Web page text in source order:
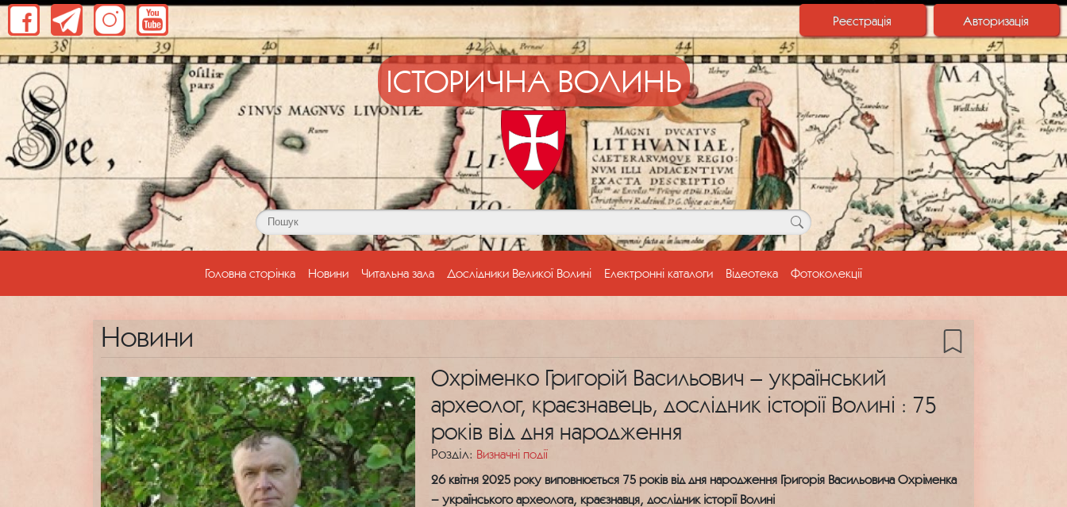
Авторизація
Реєстрація
ІСТОРИЧНА ВОЛИНЬ
Головна сторінка(current)
Новини Читальна зала Дослідники Великої Волині Електронні каталоги Відеотека Фотоколекції
Новини
Охріменко Григорій Васильович – український
археолог, краєзнавець, дослідник історії Волині : 75
років від дня народження
Розділ: Визначні події
26 квітня 2025 року виповнюється 75 років від дня народження Григорія Васильовича Охріменка
– українського археолога, краєзнавця, дослідник історії Волині